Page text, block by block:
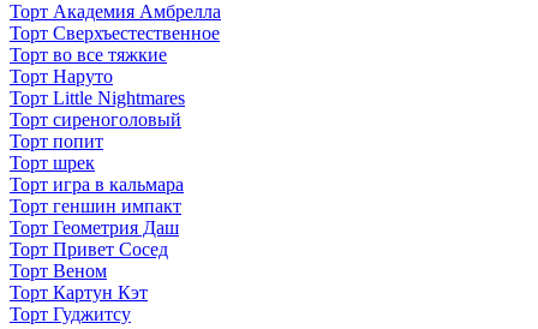
Торт Академия Амбрелла
Торт Сверхъестественное
Торт во все тяжкие
Торт Наруто
Торт Little Nightmares
Торт сиреноголовый
Торт попит
Торт шрек
Торт игра в кальмара
Торт геншин импакт
Торт Геометрия Даш
Торт Привет Сосед
Торт Веном
Торт Картун Кэт
Торт Гуджитсу